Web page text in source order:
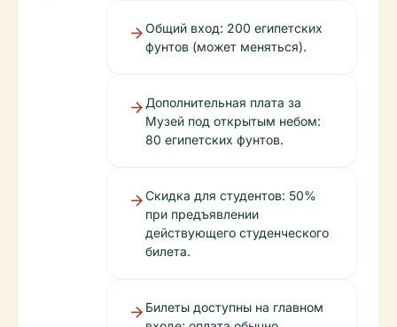
Общий вход: 200 египетских
фунтов (может меняться).
Дополнительная плата за
Музей под открытым небом:
80 египетских фунтов.
Скидка для студентов: 50%
при предъявлении
действующего студенческого
билета.
Билеты доступны на главном